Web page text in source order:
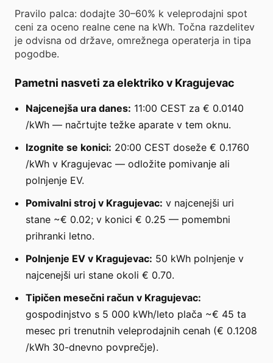
Pravilo palca: dodajte 30–60% k veleprodajni spot
ceni za oceno realne cene na kWh. Točna razdelitev
je odvisna od države, omrežnega operaterja in tipa
pogodbe.
Pametni nasveti za elektriko v Kragujevac
Najcenejša ura danes: 11:00 CEST za € 0.0140
/kWh — načrtujte težke aparate v tem oknu.
Izognite se konici: 20:00 CEST doseže € 0.1760
/kWh v Kragujevac — odložite pomivanje ali
polnjenje EV.
Pomivalni stroj v Kragujevac: v najcenejši uri
stane ~€ 0.02; v konici € 0.25 — pomembni
prihranki letno.
Polnjenje EV v Kragujevac: 50 kWh polnjenje v
najcenejši uri stane okoli € 0.70.
Tipičen mesečni račun v Kragujevac:
gospodinjstvo s 5 000 kWh/leto plača ~€ 45 ta
mesec pri trenutnih veleprodajnih cenah (€ 0.1208
/kWh 30-dnevno povprečje).